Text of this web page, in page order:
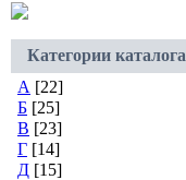
Категории каталога
А [22]
Б [25]
В [23]
Г [14]
Д [15]